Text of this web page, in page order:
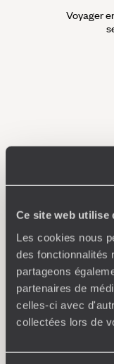
Ce site web utilise
Les cookies nous
des fonctionnalités
partageons
partenaires de
celles-ci avec
collectées lors de
Voyager
Amoureux du
inspirent et
étapes,